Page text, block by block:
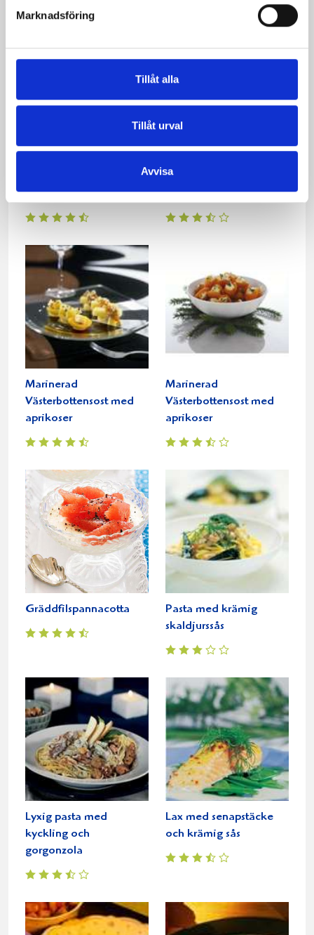
Marknadsföring
Tillåt alla
Tillåt urval
Avvisa
kotlettrad
Pasta med lövbiff och
ädelost
Marinerad
Västerbottensost med
aprikoser
Marinerad
Västerbottensost med
aprikoser
Gräddfilspannacotta
Pasta med krämig
skaldjurssås
Lyxig pasta med
kyckling och
gorgonzola
Lax med senapstäcke
och krämig sås